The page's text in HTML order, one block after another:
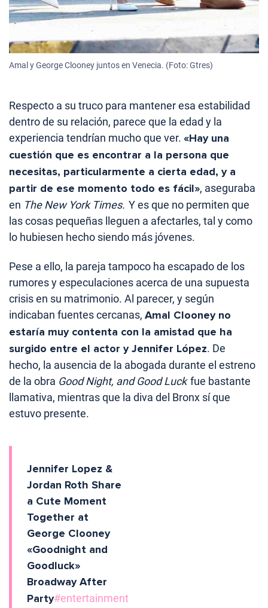
Amal y George Clooney juntos en Venecia. (Foto: Gtres)
Respecto a su truco para mantener esa estabilidad
dentro de su relación, parece que la edad y la
experiencia tendrían mucho que ver. «Hay una
cuestión que es encontrar a la persona que
necesitas, particularmente a cierta edad, y a
partir de ese momento todo es fácil», aseguraba
en The New York Times. Y es que no permiten que
las cosas pequeñas lleguen a afectarles, tal y como
lo hubiesen hecho siendo más jóvenes.
Pese a ello, la pareja tampoco ha escapado de los
rumores y especulaciones acerca de una supuesta
crisis en su matrimonio. Al parecer, y según
indicaban fuentes cercanas, Amal Clooney no
estaría muy contenta con la amistad que ha
surgido entre el actor y Jennifer López. De
hecho, la ausencia de la abogada durante el estreno
de la obra Good Night, and Good Luckfue bastante
llamativa, mientras que la diva del Bronx sí que
estuvo presente.
Jennifer Lopez &
Jordan Roth Share
a Cute Moment
Together at
George Clooney
«Goodnight and
Goodluck»
Broadway After
Party#entertainment